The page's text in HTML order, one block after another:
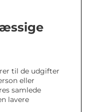
til de udgifter
eller
samlede
lavere